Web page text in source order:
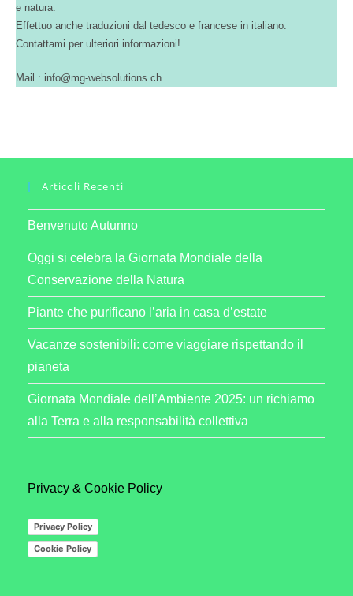
e natura.
Effettuo anche traduzioni dal tedesco e francese in italiano.
Contattami per ulteriori informazioni!
Mail : info@mg-websolutions.ch
Articoli Recenti
Benvenuto Autunno
Oggi si celebra la Giornata Mondiale della
Conservazione della Natura
Piante che purificano l’aria in casa d’estate
Vacanze sostenibili: come viaggiare rispettando il
pianeta
Giornata Mondiale dell’Ambiente 2025: un richiamo
alla Terra e alla responsabilità collettiva
Privacy & Cookie Policy
Privacy Policy
Cookie Policy